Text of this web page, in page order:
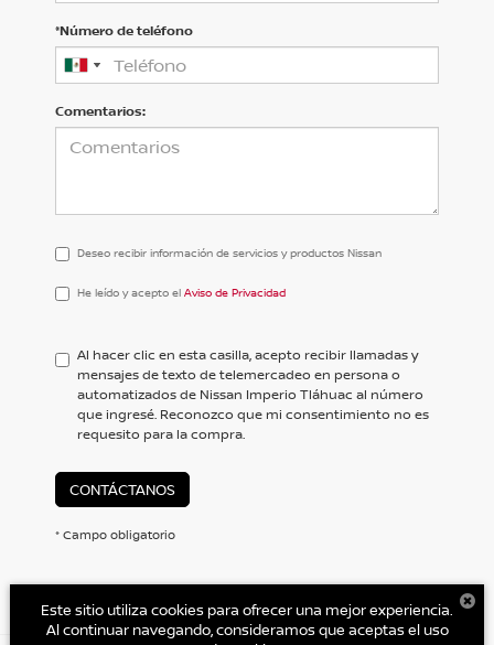
*Número de teléfono
Comentarios:
Deseo recibir información de servicios y productos Nissan
He
acepto
href='/privacy.aspx'
target='_blank'>Aviso
He leído y acepto el Aviso de Privacidad
Al hacer clic en esta casilla, acepto recibir llamadas y
mensajes de texto de telemercadeo en persona o
automatizados de Nissan Imperio Tláhuac al número
que ingresé. Reconozco que mi consentimiento no es
requesito para la compra.
CONTÁCTANOS
* Campo obligatorio
Este sitio utiliza cookies para ofrecer una mejor experiencia.
Al continuar navegando, consideramos que aceptas el uso